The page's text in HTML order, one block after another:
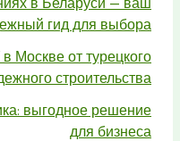
в Беларуси — ваш
гид для выбора
Москве от турецкого
строительства
выгодное решение
для бизнеса